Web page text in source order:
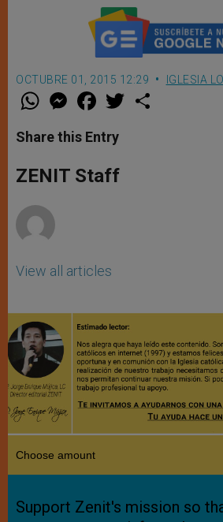
OCTUBRE 01, 2015 12:29 IGLESIA
W
t
s
p
p
M
e
s
e
g
e
F
a
e
b
o
k
w
Share this Entry
ZENIT Staff
View all articles